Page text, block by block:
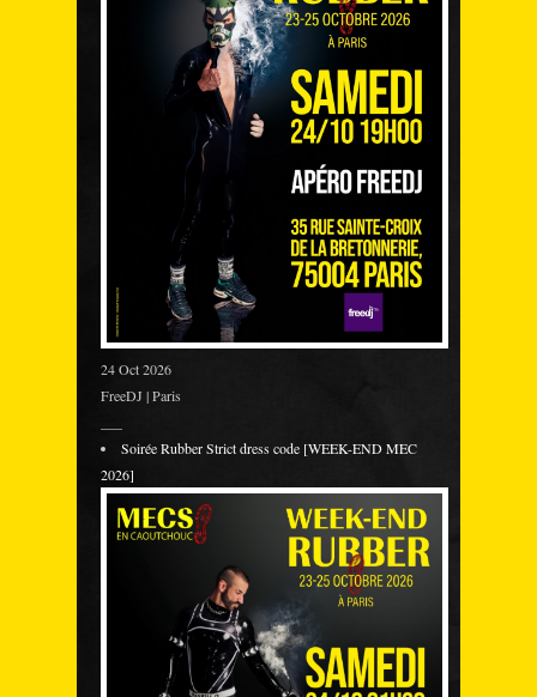
24 Oct 2026
FreeDJ | Paris
Soirée Rubber Strict dress code [WEEK-END MEC
2026]